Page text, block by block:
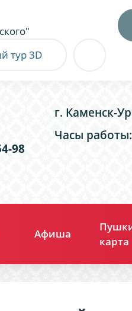
тур 3D
г. Каменск-
Часы
98
Афиша
карта